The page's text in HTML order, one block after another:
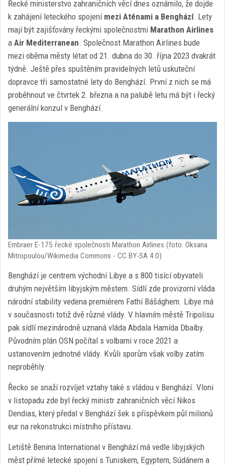
Řecké ministerstvo zahraničních věcí dnes oznámilo, že dojde
k zahájení leteckého spojení mezi Aténami a Benghází. Lety
mají být zajišťovány řeckými společnostmi Marathon Airlines
a Air Mediterranean. Společnost Marathon Airlines bude
mezi oběma městy létat od 21. dubna do 30. října 2023 dvakrát
týdně. Ještě přes spuštěním pravidelných letů uskuteční
dopravce tři samostatné lety do Benghází. První z nich se má
proběhnout ve čtvrtek 2. března a na palubě letu má být i řecký
generální konzul v Benghází.
Embraer E-175 řecké společnosti Marathon Airlines (foto: Oksana
Mitropoulou/Wikimedia Commons - CC BY-SA 4.0)
Benghází je centrem východní Libye a s 800 tisící obyvateli
druhým největším libyjským městem. Sídlí zde provizorní vláda
národní stability vedena premiérem Fathí Bášághem. Libye má
v současnosti totiž dvě různé vlády. V hlavním městě Tripolisu
pak sídlí mezinárodně uznaná vláda Abdala Hamída Dbaíby.
Původním plán OSN počítal s volbami v roce 2021 a
ustanovením jednotné vlády. Kvůli sporům však volby zatím
neproběhly.
Řecko se snaží rozvíjet vztahy také s vládou v Benghází. Vloni
v listopadu zde byl řecký ministr zahraničních věcí Nikos
Dendias, který předal v Benghází šek s příspěvkem půl milionů
eur na rekonstrukci místního přístavu.
Letiště Benina International v Benghází má vedle libyjských
měst přímé letecké spojení s Tuniskem, Egyptem, Súdánem a